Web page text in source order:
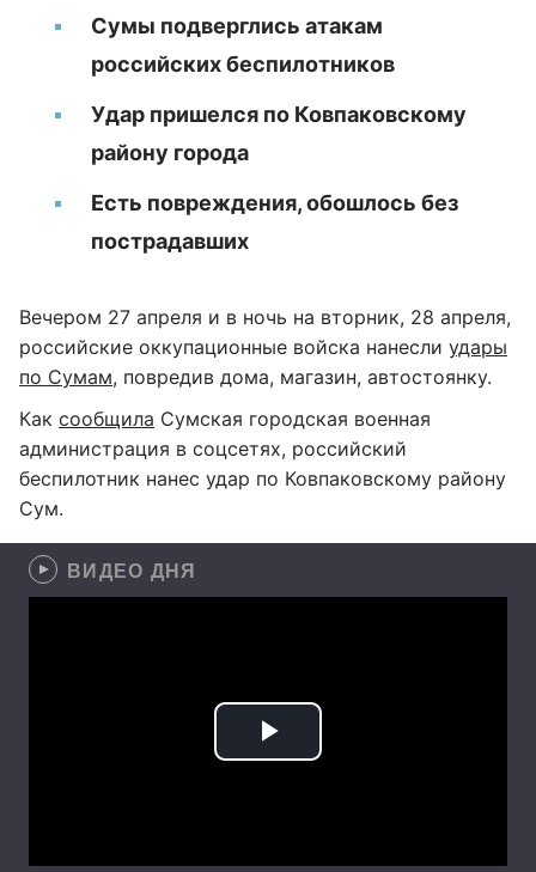
Сумы подверглись атакам
российских беспилотников
Удар пришелся по Ковпаковскому
району города
Есть повреждения, обошлось без
пострадавших
Вечером 27 апреля и в ночь на вторник, 28 апреля,
российские оккупационные войска нанесли удары
по Сумам, повредив дома, магазин, автостоянку.
Как сообщила Сумская городская военная
администрация в соцсетях, российский
беспилотник нанес удар по Ковпаковскому району
Сум.
ВИДЕО ДНЯ